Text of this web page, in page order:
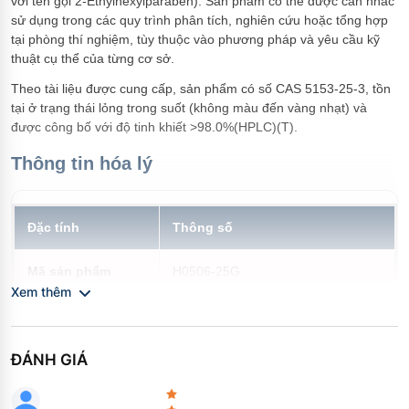
sử dụng trong các quy trình phân tích, nghiên cứu hoặc tổng hợp
tại phòng thí nghiệm, tùy thuộc vào phương pháp và yêu cầu kỹ
thuật cụ thể của từng cơ sở.
Theo tài liệu được cung cấp, sản phẩm có số CAS 5153-25-3, tồn
tại ở trạng thái lỏng trong suốt (không màu đến vàng nhạt) và
được công bố với độ tinh khiết >98.0%(HPLC)(T).
Thông tin hóa lý
Đặc tính Thông số
Độ tinh khiết / Hàm
Xem thêm
ĐÁNH GIÁ
quản
Phân loại nguy hại
Gây kích ứng da (Cấp 2), Gây
kích ứng mắt nghiêm trọng (Cấp
2A), Dị ứng da (Cấp 1)